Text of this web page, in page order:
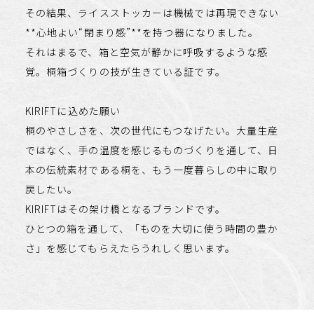
その結果、ライスストッカーは機械では再現できない
**心地よい“閉まり感”**を持つ器になりました。
それはまるで、箱と空気が静かに呼吸するような感
覚。桐箱づくりの技が生きている証です。
KIRIFTに込めた願い
桐のやさしさを、次の世代にもつなげたい。大量生産
ではなく、手の温度を感じるものづくりを通して、日
本の伝統素材である桐を、もう一度暮らしの中に取り
戻したい。
KIRIFTはその架け橋となるブランドです。
ひとつの箱を通して、「ものを大切に使う時間の豊か
さ」を感じてもらえたらうれしく思います。